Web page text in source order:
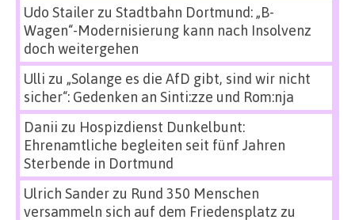
Udo Stailerzu Stadtbahn Dortmund: „B-
Wagen“-Modernisierung kann nach Insolvenz
doch weitergehen
Ulli zu „Solange es die AfD gibt, sind wir nicht
sicher“: Gedenken an Sinti:zze und Rom:nja
Danii zu Hospizdienst Dunkelbunt:
Ehrenamtliche begleiten seit fünf Jahren
Sterbende in Dortmund
Ulrich Sanderzu Rund 350 Menschen
versammeln sich auf dem Friedensplatz zu